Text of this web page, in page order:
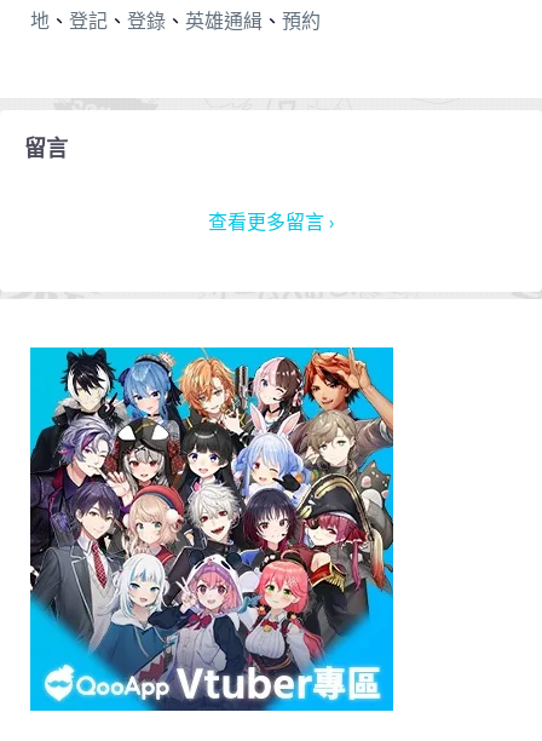
地 、 登記 、 登錄 、 英雄通緝 、 預約
留言
查看更多留言 ›